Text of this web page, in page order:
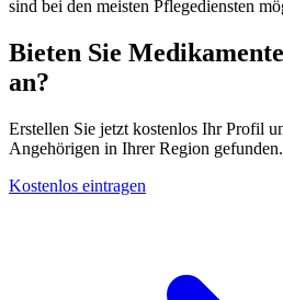
sind bei den meisten Pflegediensten
Bieten Sie
an?
Erstellen Sie jetzt kostenlos Ihr Profil
Angehörigen in Ihrer Region gefunden.
Kostenlos eintragen